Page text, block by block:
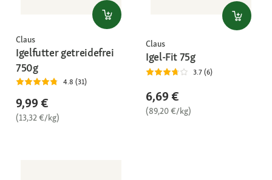
Claus
Igelfutter getreidefrei
750g
4.8 (31)
9,99 €
(13,32 €/kg)
Claus
Igel-Fit 75g
3.7 (6)
6,69 €
(89,20 €/kg)